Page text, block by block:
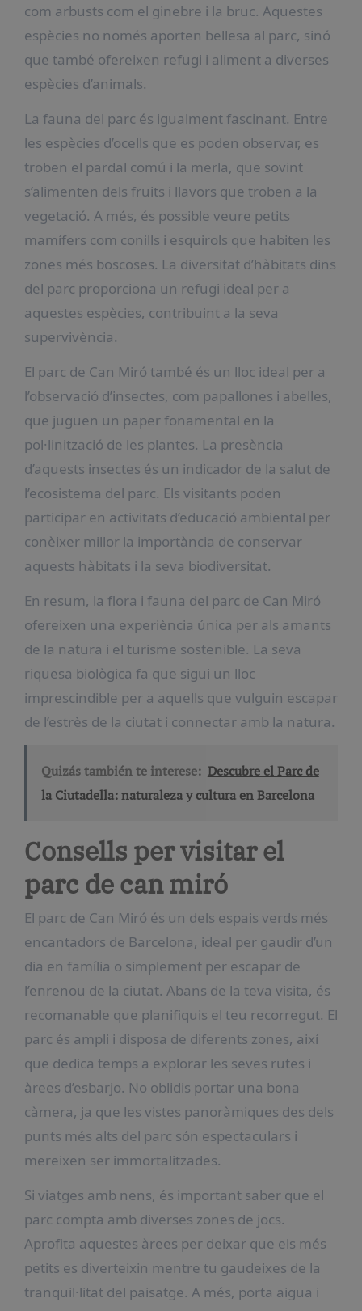
com arbusts com el ginebre i la bruc. Aquestes
espècies no només aporten bellesa al parc, sinó
que també ofereixen refugi i aliment a diverses
espècies d’animals.
La fauna del parc és igualment fascinant. Entre
les espècies d’ocells que es poden observar, es
troben el pardal comú i la merla, que sovint
s’alimenten dels fruits i llavors que troben a la
vegetació. A més, és possible veure petits
mamífers com conills i esquirols que habiten les
zones més boscoses. La diversitat d’hàbitats dins
del parc proporciona un refugi ideal per a
aquestes espècies, contribuint a la seva
supervivència.
El parc de Can Miró també és un lloc ideal per a
l’observació d’insectes, com papallones i abelles,
que juguen un paper fonamental en la
pol·linització de les plantes. La presència
d’aquests insectes és un indicador de la salut de
l’ecosistema del parc. Els visitants poden
participar en activitats d’educació ambiental per
conèixer millor la importància de conservar
aquests hàbitats i la seva biodiversitat.
En resum, la flora i fauna del parc de Can Miró
ofereixen una experiència única per als amants
de la natura i el turisme sostenible. La seva
riquesa biològica fa que sigui un lloc
imprescindible per a aquells que vulguin escapar
de l’estrès de la ciutat i connectar amb la natura.
Quizás también te interese: Descubre el Parc de
la Ciutadella: naturaleza y cultura en Barcelona
Consells per visitar el
parc de can miró
El parc de Can Miró és un dels espais verds més
encantadors de Barcelona, ideal per gaudir d’un
dia en família o simplement per escapar de
l’enrenou de la ciutat. Abans de la teva visita, és
recomanable que planifiquis el teu recorregut. El
parc és ampli i disposa de diferents zones, així
que dedica temps a explorar les seves rutes i
àrees d’esbarjo. No oblidis portar una bona
càmera, ja que les vistes panoràmiques des dels
punts més alts del parc són espectaculars i
mereixen ser immortalitzades.
Si viatges amb nens, és important saber que el
parc compta amb diverses zones de jocs.
Aprofita aquestes àrees per deixar que els més
petits es diverteixin mentre tu gaudeixes de la
tranquil·litat del paisatge. A més, porta aigua i